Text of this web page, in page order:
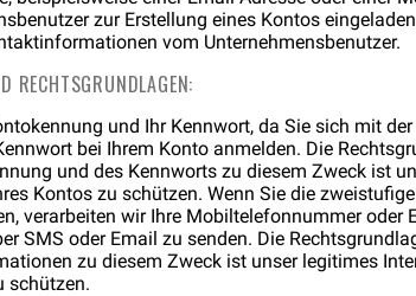
zur Erstellung eines Kontos
vom Unternehmensbenutzer.
RECHTSGRUNDLAGEN:
und Ihr Kennwort, da Sie sich mit der
bei Ihrem Konto anmelden. Die
und des Kennworts zu diesem Zweck ist
Kontos zu schützen. Wenn Sie die zweistufige
verarbeiten wir Ihre Mobiltelefonnummer oder
SMS oder Email zu senden. Die
zu diesem Zweck ist unser legitimes
schützen.